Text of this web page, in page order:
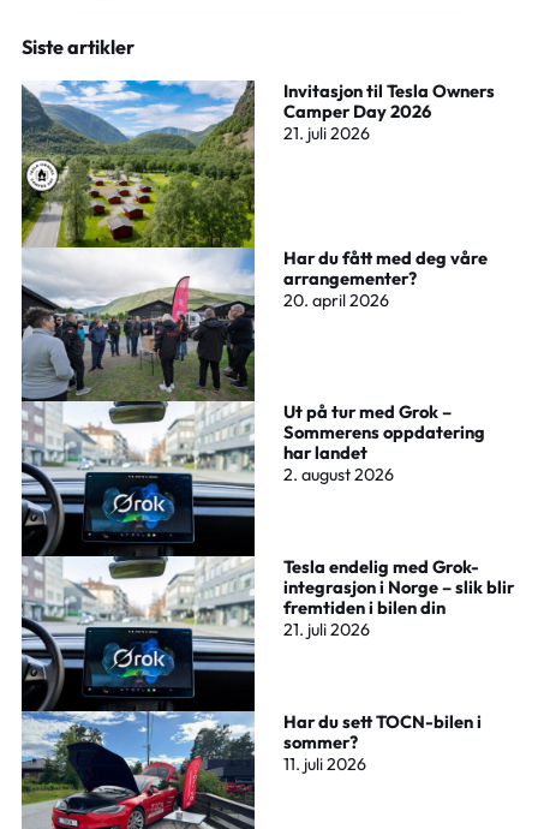
Siste artikler
Invitasjon til Tesla Owners
Camper Day 2026
21. juli 2026
Har du fått med deg våre
arrangementer?
20. april 2026
Ut på tur med Grok –
Sommerens oppdatering
har landet
2. august 2026
Tesla endelig med Grok-
integrasjon i Norge – slik blir
fremtiden i bilen din
21. juli 2026
Har du sett TOCN-bilen i
sommer?
11. juli 2026